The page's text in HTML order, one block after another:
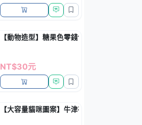
【動物造型】糖果色零錢包 - 韓風便攜收納包
NT$30元
【大容量貓咪圖案】牛津布筆袋 - 卡通拉鏈